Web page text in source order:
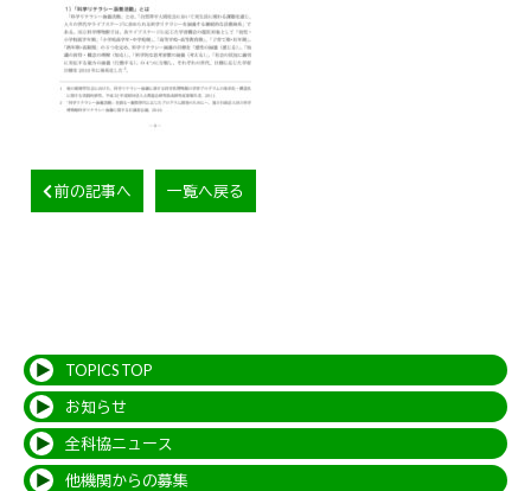
前の記事へ 一覧へ戻る
TOPICS TOP
お知らせ
全科協ニュース
他機関からの募集